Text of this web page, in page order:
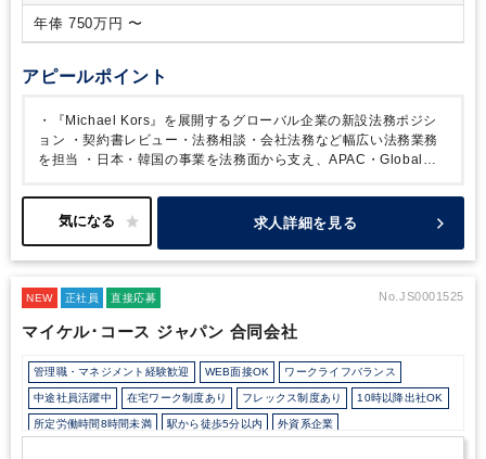
Legalとの連携・外部弁護士への依頼・調整
の確認・Global・APAC Legalからの依頼対応・グローバル
偽造品対策および税関対応
IPチームとのプロジェクト推進 ■その他法務業務・法改正情
報の調査・社内共有・コンプライアンス関連資料の作成・研
修サポート ・顧客・取引先トラブルの一次対応・その他、法
がら法務業務を進めた経験・リスクアセスメント（法務リス
ク評価）の実務経験
確性とスピードを意識しながら業務を遂行できる方
・自ら課題を整理し、責任感を持って行動できる方・機密情
報の取り扱いに高い意識を持ち、誠実に業務へ取り組める方
年俸 750万円 〜
アピールポイント
・『Michael Kors』を展開するグローバル企業の新設法務ポジシ
ョン ・契約書レビュー・法務相談・会社法務など幅広い法務業務
を担当
・日本・韓国の事業を法務面から支え、APAC・Global
も携われる、希少なポジション・外部弁護士や各部門と連携し、
事業推進を法務面からサポート
・年収750万円・週1日在宅勤務可
求人詳細を見る
NEW 正社員 直接応募 No.JS0001525
マイケル･コース ジャパン 合同会社
管理職・マネジメント経験歓迎 WEB面接OK ワークライフバランス
中途社員活躍中 在宅ワーク制度あり フレックス制度あり 10時以降出社OK
所定労働時間8時間未満 駅から徒歩5分以内 外資系企業